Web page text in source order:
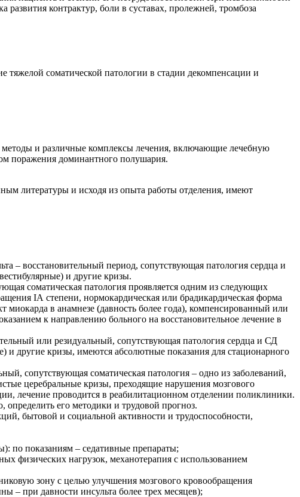
контрактур, боли в суставах, пролежней, тромбоза
соматической патологии в стадии декомпенсации и
и различные комплексы лечения, включающие лечебную
поражения доминантного полушария.
литературы и исходя из опыта работы отделения, имеют
– восстановительный период, сопутствующая патология сердца и
и другие кризы.
соматическая патология проявляется одним из следующих
IА степени, нормокардическая или брадикардическая форма
миокарда в анамнезе (давность более года), компенсированный или
к направлению больного на восстановительное лечение в
или резидуальный, сопутствующая патология сердца и СД
и другие кризы, имеются абсолютные показания для стационарного
сопутствующая соматическая патология – одно из заболеваний,
церебральные кризы, преходящие нарушения мозгового
лечение проводится в реабилитационном отделении поликлиники.
его методики и трудовой прогноз.
бытовой и социальной активности и трудоспособности,
по показаниям – седативные препараты;
физических нагрузок, механотерапия с использованием
зону с целью улучшения мозгового кровообращения
– при давности инсульта более трех месяцев);